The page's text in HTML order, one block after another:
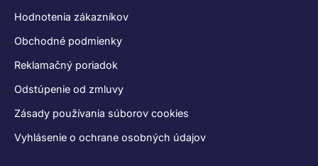
Hodnotenia zákazníkov
Obchodné podmienky
Reklamačný poriadok
Odstúpenie od zmluvy
Zásady používania súborov cookies
Vyhlásenie o ochrane osobných údajov